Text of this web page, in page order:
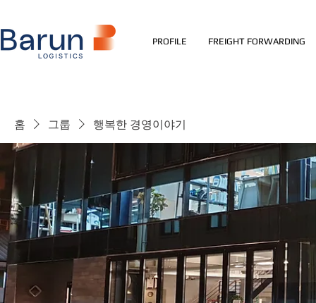
PROFILE FREIGHT FORWARDING
홈 그룹 행복한 경영이야기